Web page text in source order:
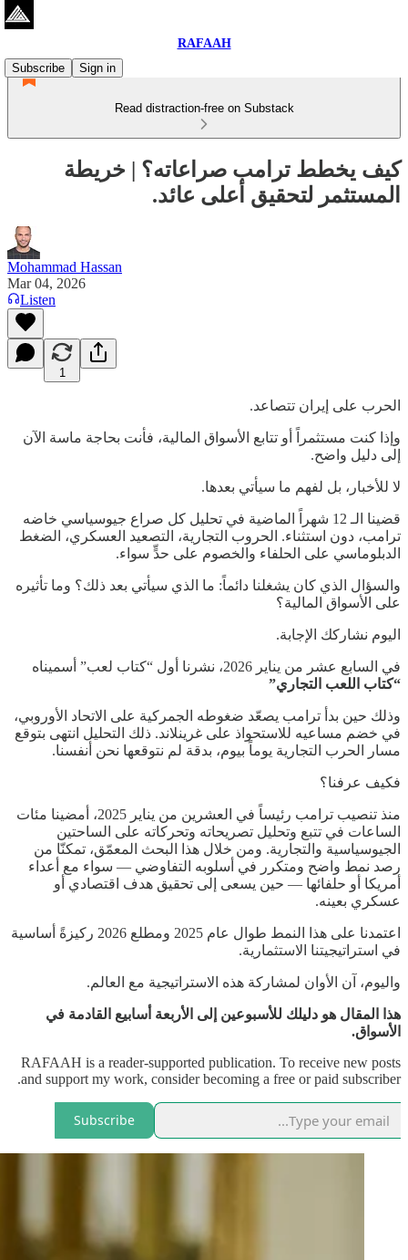
RAFAAH
Subscribe
Sign in
Read distraction-free on Substack
كيف يخطط ترامب صراعاته؟ | خريطة
المستثمر لتحقيق أعلى عائد.
Mohammad Hassan
Mar 04, 2026
Listen
1
الحرب على إيران تتصاعد.
وإذا كنت مستثمراً أو تتابع الأسواق المالية، فأنت بحاجة ماسة الآن
إلى دليل واضح.
لا للأخبار، بل لفهم ما سيأتي بعدها.
قضينا الـ 12 شهراً الماضية في تحليل كل صراع جيوسياسي خاضه
ترامب، دون استثناء. الحروب التجارية، التصعيد العسكري، الضغط
الدبلوماسي على الحلفاء والخصوم على حدٍّ سواء.
والسؤال الذي كان يشغلنا دائماً: ما الذي سيأتي بعد ذلك؟ وما تأثيره
على الأسواق المالية؟
اليوم نشاركك الإجابة.
في السابع عشر من يناير 2026، نشرنا أول “كتاب لعب” أسميناه
“كتاب اللعب التجاري”
وذلك حين بدأ ترامب يصعّد ضغوطه الجمركية على الاتحاد الأوروبي،
في خضم مساعيه للاستحواذ على غرينلاند. ذلك التحليل انتهى بتوقع
مسار الحرب التجارية يوماً بيوم، بدقة لم نتوقعها نحن أنفسنا.
فكيف عرفنا؟
منذ تنصيب ترامب رئيساً في العشرين من يناير 2025، أمضينا مئات
الساعات في تتبع وتحليل تصريحاته وتحركاته على الساحتين
الجيوسياسية والتجارية. ومن خلال هذا البحث المعمّق، تمكنّا من
رصد نمط واضح ومتكرر في أسلوبه التفاوضي — سواء مع أعداء
أمريكا أو حلفائها — حين يسعى إلى تحقيق هدف اقتصادي أو
عسكري بعينه.
اعتمدنا على هذا النمط طوال عام 2025 ومطلع 2026 ركيزةً أساسية
في استراتيجيتنا الاستثمارية.
واليوم، آن الأوان لمشاركة هذه الاستراتيجية مع العالم.
هذا المقال هو دليلك للأسبوعين إلى الأربعة أسابيع القادمة في
الأسواق.
RAFAAH is a reader-supported publication. To receive new posts
and support my work, consider becoming a free or paid subscriber.
Subscribe